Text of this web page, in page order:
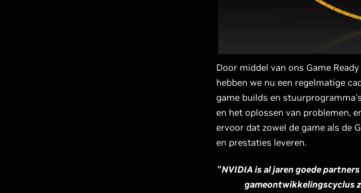
Door middel van ons Game
hebben we nu een regelmatige
game builds en
en het oplossen van problemen,
ervoor dat zowel de game als de
en prestaties leveren.
"NVIDIA is al jaren goede
gameontwikkelingscyclus